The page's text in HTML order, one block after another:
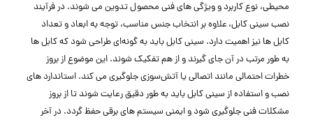
محیطی، نوع کاربرد و ویژگی‌ های فنی محصول تدوین می ‌شوند. در فرآیند
نصب سینی کابل، علاوه بر انتخاب جنس مناسب، توجه به ابعاد و تعداد
کابل ‌ها نیز اهمیت دارد. سینی کابل باید به گونه‌ای طراحی شود که کابل ‌ها
به طور مرتب در آن جای گیرند و از هم تفکیک شوند. این موضوع از بروز
خطرات احتمالی مانند اتصالی یا آتش‌سوزی جلوگیری می ‌کند. استاندارد های
نصب و استفاده از سینی کابل باید به ‌طور دقیق رعایت شوند تا از بروز
مشکلات فنی جلوگیری شود و ایمنی سیستم ‌های برقی حفظ گردد. در آخر